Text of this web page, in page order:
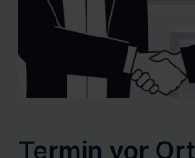
Termin vor Ort